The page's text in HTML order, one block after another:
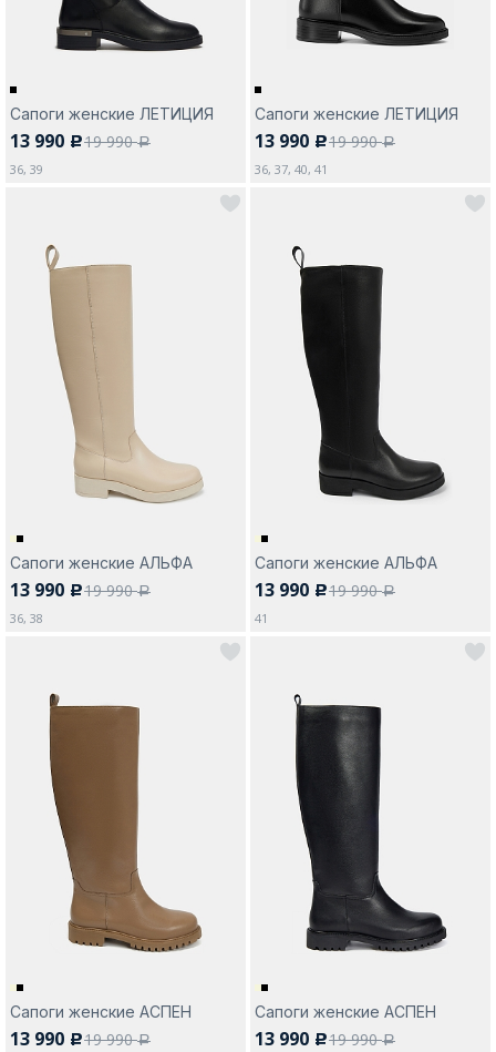
Сапоги женские ЛЕТИЦИЯ
13 990 c19 990a
36, 39
Сапоги женские ЛЕТИЦИЯ
13 990 c19 990a
36, 37, 40, 41
Сапоги женские АЛЬФА
13 990 c19 990a
36, 38
Сапоги женские АЛЬФА
13 990 c19 990a
41
Сапоги женские АСПЕН
13 990 c19 990a
Сапоги женские АСПЕН
13 990 c19 990a